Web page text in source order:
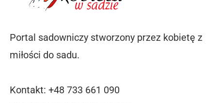
Portal sadowniczy stworzony przez kobietę z
miłości do sadu.
Kontakt: +48 733 661 090